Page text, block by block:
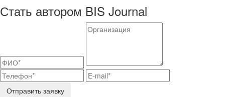
Стать автором BIS Journal
Отправить заявку